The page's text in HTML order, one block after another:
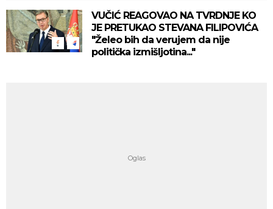
VUČIĆ REAGOVAO NA TVRDNJE KO
JE PRETUKAO STEVANA FILIPOVIĆA
"Želeo bih da verujem da nije
politička izmišljotina..."